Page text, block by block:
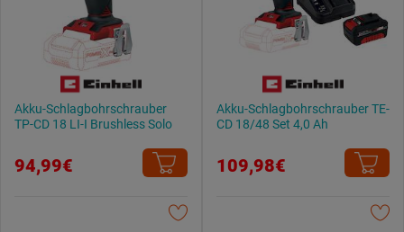
Akku-Schlagbohrschrauber
TP-CD 18 LI-I Brushless Solo
94,99€
Akku-Schlagbohrschrauber TE-
CD 18/48 Set 4,0 Ah
109,98€